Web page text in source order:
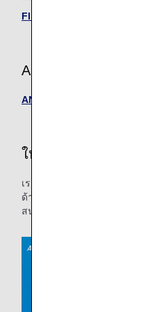
Flight Status (ภายในประเท
ANA FESTA
ANA FESTA
ให้การเดินทางของท่
เราขอแนะนำข้อมูลการยืนยัน
ด้านสัมภาระ และบริการอื่นๆ
สนามบิน